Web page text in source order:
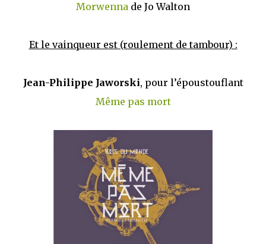
Morwenna de Jo Walton
Et le vainqueur est (roulement de tambour) :
Jean-Philippe Jaworski, pour l’époustouflant
Même pas mort